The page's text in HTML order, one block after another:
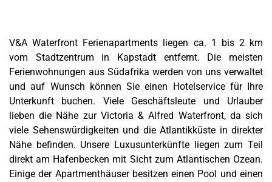
V&A Waterfront Ferienapartments liegen ca. 1 bis 2 km
vom Stadtzentrum in Kapstadt entfernt. Die meisten
Ferienwohnungen aus Südafrika werden von uns verwaltet
und auf Wunsch können Sie einen Hotelservice für Ihre
Unterkunft buchen. Viele Geschäftsleute und Urlauber
lieben die Nähe zur Victoria & Alfred Waterfront, da sich
viele Sehenswürdigkeiten und die Atlantikküste in direkter
Nähe befinden. Unsere Luxusunterkünfte liegen zum Teil
direkt am Hafenbecken mit Sicht zum Atlantischen Ozean.
Einige der Apartmenthäuser besitzen einen Pool und einen